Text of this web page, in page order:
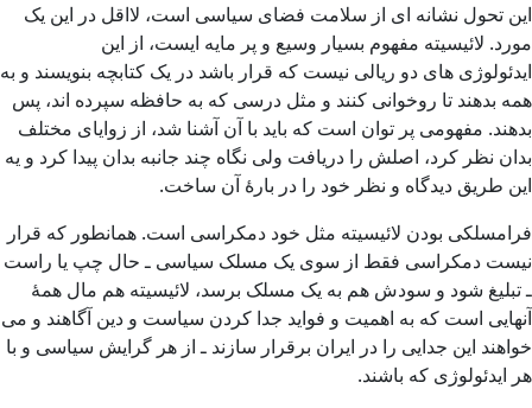
این تحول نشانه ای از سلامت فضای سیاسی است، لااقل در این یک
مورد. لائیسیته مفهوم بسیار وسیع و پر مایه ایست، از این
ایدئولوژی های دو ریالی نیست که قرار باشد در یک کتابچه بنویسند و به
همه بدهند تا روخوانی کنند و مثل درسی که به حافظه سپرده اند، پس
بدهند. مفهومی پر توان است که باید با آن آشنا شد، از زوایای مختلف
بدان نظر کرد، اصلش را دریافت ولی نگاه چند جانبه بدان پیدا کرد و یه
این طریق دیدگاه و نظر خود را در بارۀ آن ساخت.
فرامسلکی بودن لائیسیته مثل خود دمکراسی است. همانطور که قرار
نیست دمکراسی فقط از سوی یک مسلک سیاسی ـ حال چپ یا راست
ـ تبلیغ شود و سودش هم به یک مسلک برسد، لائیسیته هم مال همۀ
آنهایی است که به اهمیت و فواید جدا کردن سیاست و دین آگاهند و می
خواهند این جدایی را در ایران برقرار سازند ـ از هر گرایش سیاسی و با
هر ایدئولوژی که باشند.